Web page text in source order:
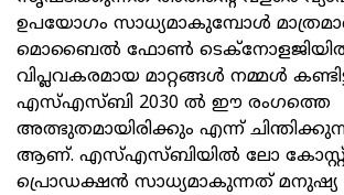
ഉപയോഗം സാധ്യമാകുമ്പോൾ
മൊബൈല്‍ ഫോൺ ടെക്നോളജിയില്‍
വിപ്ലവകരമായ മാറ്റങ്ങൾ നമ്മൾ
എസ്എസ്ബി 2030 ല്‍ ഈ രംഗത്തെ
അത്ഭുതമായിരിക്കും എന്ന്
ആണ്. എസ്എസ്ബിയിൽ ലോ കോസ്റ്റ്-
പ്രൊഡക്ഷൻ സാധ്യമാകുന്നത് മനുഷ്യ